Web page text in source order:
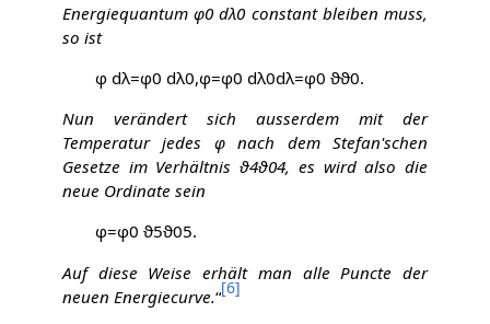
Energiequantumφ0 dλ0 constant bleiben muss,
so ist
φ dλ=φ0 dλ0,φ=φ0 dλ0dλ=φ0 ϑϑ0.
Nun verändert sich ausserdem mit der
Temperatur jedes φnach dem Stefan'schen
Gesetze im Verhältnisϑ4ϑ04, es wird also die
neue Ordinate sein
φ=φ0 ϑ5ϑ05.
Auf diese Weise erhält man alle Puncte der
neuen Energiecurve.“[6]